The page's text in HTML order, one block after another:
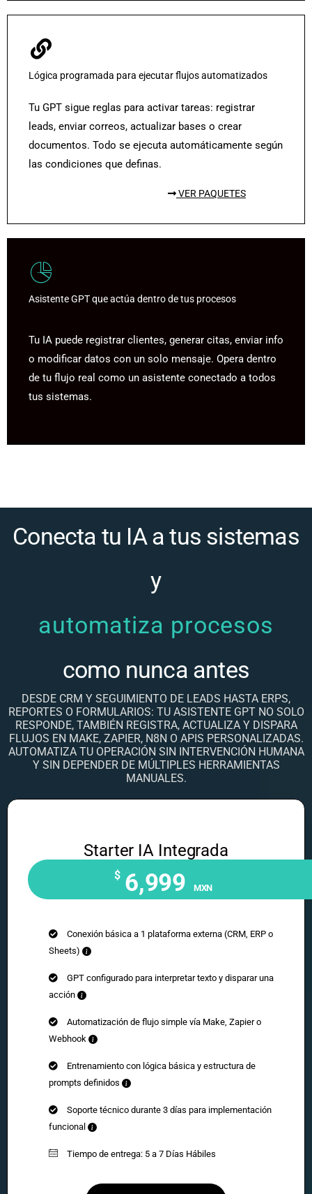
Lógica programada para ejecutar flujos automatizados
Tu GPT sigue reglas para activar tareas: registrar
leads, enviar correos, actualizar bases o crear
documentos. Todo se ejecuta automáticamente según
las condiciones que definas.
VER PAQUETES
Asistente GPT que actúa dentro de tus procesos
Tu IA puede registrar clientes, generar citas, enviar info
o modificar datos con un solo mensaje. Opera dentro
de tu flujo real como un asistente conectado a todos
tus sistemas.
Conecta tu IA a tus sistemas
y
automatiza procesos
como nunca antes
DESDE CRM Y SEGUIMIENTO DE LEADS HASTA ERPS,
REPORTES O FORMULARIOS: TU ASISTENTE GPT NO SOLO
RESPONDE, TAMBIÉN REGISTRA, ACTUALIZA Y DISPARA
FLUJOS EN MAKE, ZAPIER, N8N O APIS PERSONALIZADAS.
AUTOMATIZA TU OPERACIÓN SIN INTERVENCIÓN HUMANA
Y SIN DEPENDER DE MÚLTIPLES HERRAMIENTAS
MANUALES.
Starter IA Integrada
$ 6,999 MXN
Conexión básica a 1 plataforma externa (CRM, ERP o
Sheets)
GPT configurado para interpretar texto y disparar una
acción
Automatización de flujo simple vía Make, Zapier o
Webhook
Entrenamiento con lógica básica y estructura de
prompts definidos
Soporte técnico durante 3 días para implementación
funcional
Tiempo de entrega: 5 a 7 Días Hábiles